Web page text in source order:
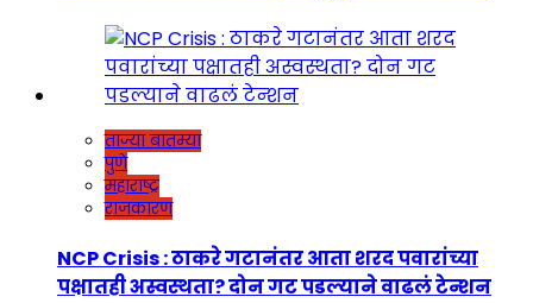
ताज्या बातम्या
पुणे
महाराष्ट्र
राजकारण
NCP Crisis : ठाकरे गटानंतर आता शरद पवारांच्या
पक्षातही अस्वस्थता? दोन गट पडल्याने वाढलं टेन्शन